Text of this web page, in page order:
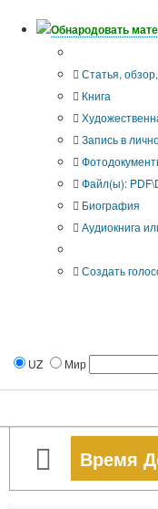
Обнародовать
Статья,
Книга
Запись в
Файл(ы):
Биография
Аудиокнига
Создать
UZ Мир
Время